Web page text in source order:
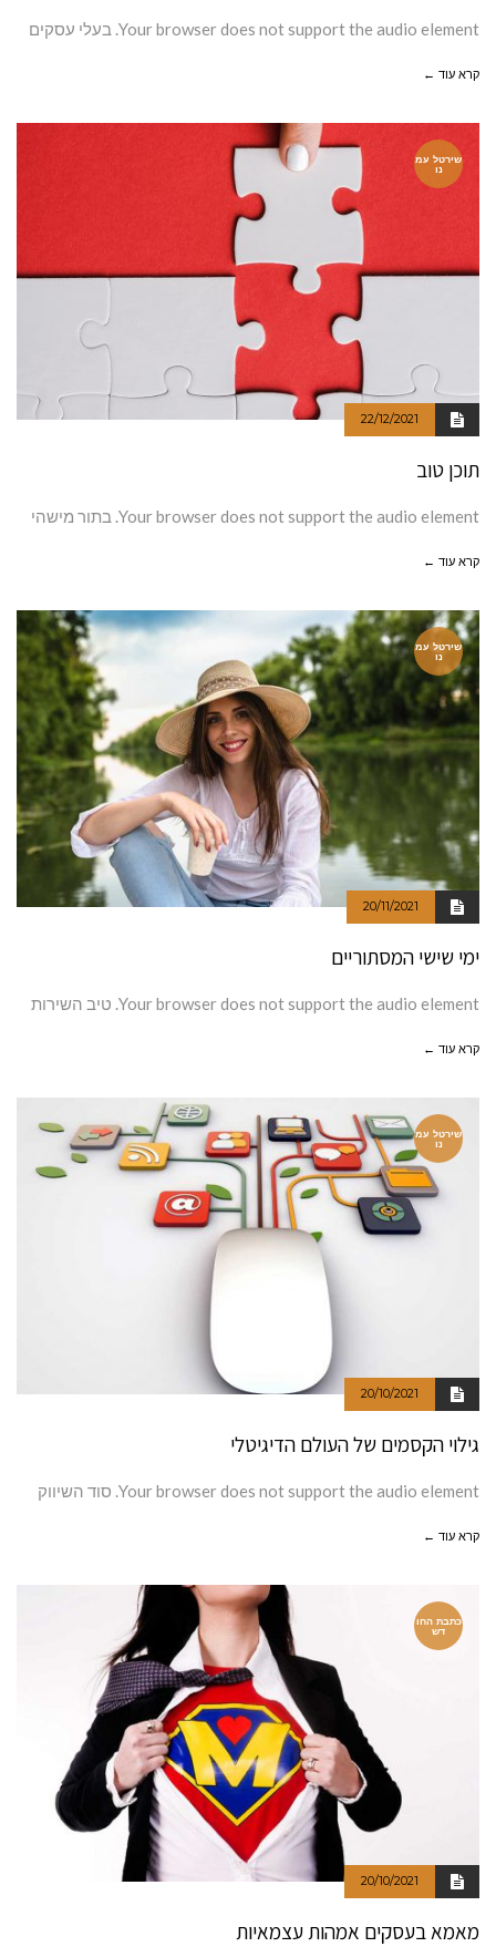
Your browser does not support the audio element. בעלי עסקים
קרא עוד ←
שירטל עמ
נו
22/12/2021
תוכן טוב
Your browser does not support the audio element. בתור מישהי
קרא עוד ←
שירטל עמ
נו
20/11/2021
ימי שישי המסתוריים
Your browser does not support the audio element. טיב השירות
קרא עוד ←
שירטל עמ
נו
20/10/2021
גילוי הקסמים של העולם הדיגיטלי
Your browser does not support the audio element. סוד השיווק
קרא עוד ←
כתבת החו
דש
20/10/2021
מאמא בעסקים אמהות עצמאיות